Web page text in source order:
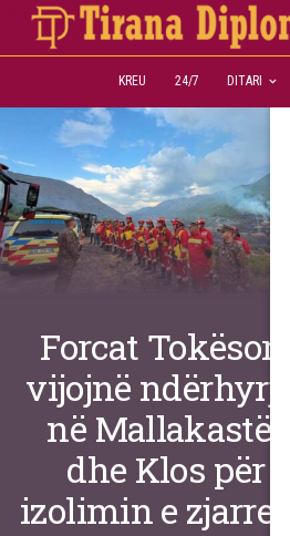
KREU 24/7 DITARI
Forcat Tokësore
vijojnë ndërhyrjet
në Mallakastër
dhe Klos për
izolimin e zjarreve